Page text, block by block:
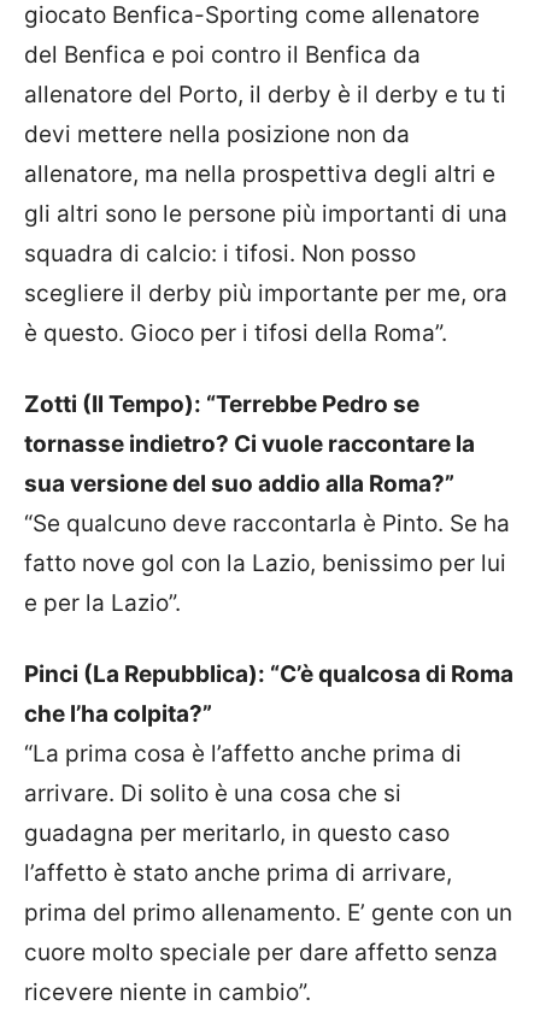
giocato Benfica-Sporting come allenatore
del Benfica e poi contro il Benfica da
allenatore del Porto, il derby è il derby e tu ti
devi mettere nella posizione non da
allenatore, ma nella prospettiva degli altri e
gli altri sono le persone più importanti di una
squadra di calcio: i tifosi. Non posso
scegliere il derby più importante per me, ora
è questo. Gioco per i tifosi della Roma”.
Zotti (Il Tempo): “Terrebbe Pedro se
tornasse indietro? Ci vuole raccontare la
sua versione del suo addio alla Roma?”
“Se qualcuno deve raccontarla è Pinto. Se ha
fatto nove gol con la Lazio, benissimo per lui
e per la Lazio”.
Pinci (La Repubblica): “C’è qualcosa di Roma
che l’ha colpita?”
“La prima cosa è l’affetto anche prima di
arrivare. Di solito è una cosa che si
guadagna per meritarlo, in questo caso
l’affetto è stato anche prima di arrivare,
prima del primo allenamento. E’ gente con un
cuore molto speciale per dare affetto senza
ricevere niente in cambio”.